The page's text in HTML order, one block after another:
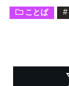
ことば #